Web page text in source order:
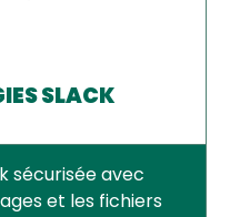
SLACK
sécurisée avec
et les fichiers